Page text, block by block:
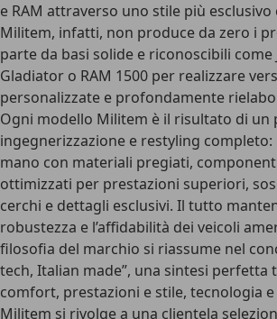
e RAM attraverso uno stile più
Militem, infatti, non produce da zero i
parte da basi solide e riconoscibili come
Gladiator o RAM 1500 per realizzare
personalizzate e profondamente
Ogni modello Militem è il risultato di un
ingegnerizzazione e restyling
mano con materiali pregiati,
ottimizzati per prestazioni superiori,
cerchi e dettagli esclusivi. Il tutto
robustezza e l’affidabilità dei veicoli
filosofia del marchio si riassume nel
tech, Italian made”, una sintesi perfetta
comfort, prestazioni e stile, tecnologia
Militem si rivolge a una clientela